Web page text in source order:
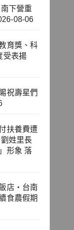
下營重
08-06
育獎、科
受表揚
祝壽星們
扶養費遭
姓里長
形象 落
店‧台南
食農假期